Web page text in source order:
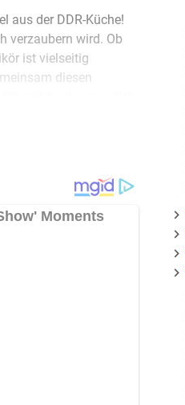
aus der DDR-Küche!
verzaubern wird. Ob
ist vielseitig
diesen